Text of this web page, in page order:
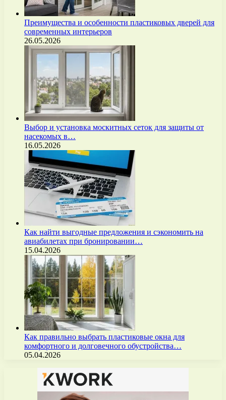
Преимущества и особенности пластиковых дверей для
современных интерьеров
26.05.2026
Выбор и установка москитных сеток для защиты от
насекомых в…
16.05.2026
Как найти выгодные предложения и сэкономить на
авиабилетах при бронировании…
15.04.2026
Как правильно выбрать пластиковые окна для
комфортного и долговечного обустройства…
05.04.2026